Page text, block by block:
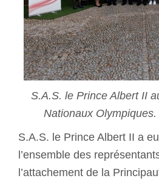
S.A.S. le Prince Albert II
Nationaux
S.A.S. le Prince Albert II a
l’ensemble des
l’attachement de la